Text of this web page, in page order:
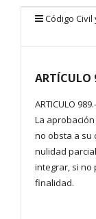
Código
ARTÍCULO
ARTICULO
La
no obsta a su
nulidad
integrar, si no
finalidad.